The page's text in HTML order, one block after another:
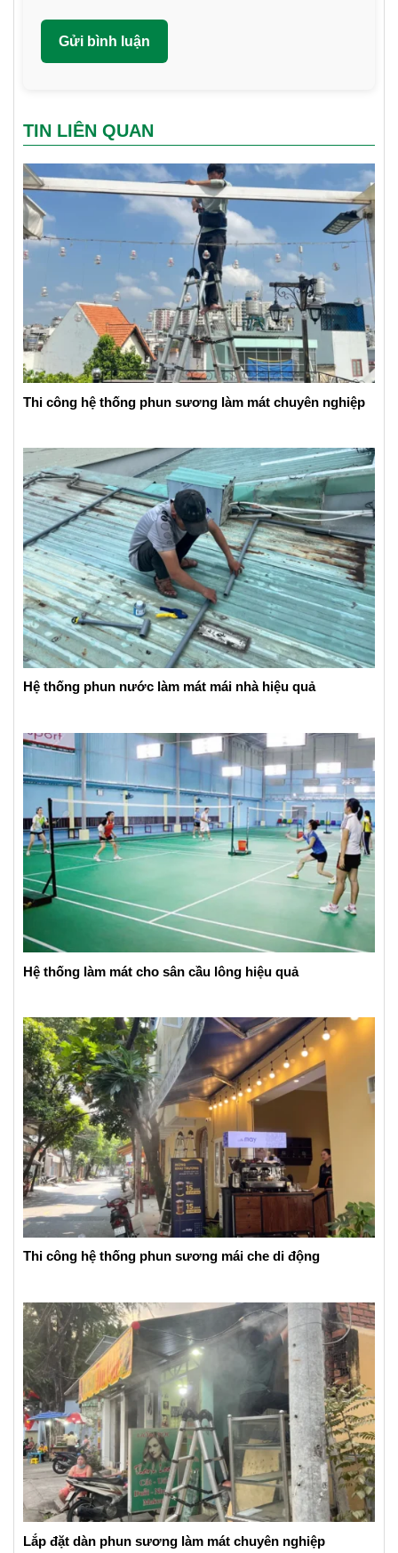
TIN LIÊN QUAN
Thi công hệ thống phun sương làm mát chuyên nghiệp
Hệ thống phun nước làm mát mái nhà hiệu quả
Hệ thống làm mát cho sân cầu lông hiệu quả
Thi công hệ thống phun sương mái che di động
Lắp đặt dàn phun sương làm mát chuyên nghiệp